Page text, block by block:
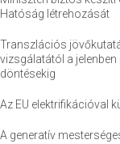
Hatóság létrehozását
Transzlációs
vizsgálatától a
döntésekig
Az EU elektrifikációval
A generatív